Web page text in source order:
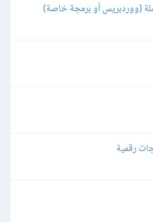
(ووردبريس أو برمجة خاصة)
رقمية